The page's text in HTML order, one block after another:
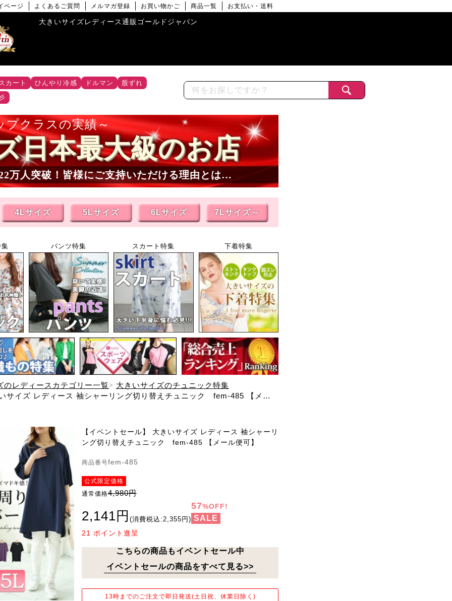
ページ よくあるご質問 メルマガ登録 お買い物かご 商品一覧 お支払い・送料
大きいサイズレディース通販ゴールドジャパン
カート ひんやり冷感 ドルマン
股ずれ
プクラスの実績
日本最大級のお店
万人突破！皆様にご支持いただける理由とは…
4Lサイズ 5Lサイズ 6Lサイズ 7Lサイズ～
パンツ特集 スカート特集 下着特集
のレディースカテゴリー一覧
大きいサイズのチュニック特集
サイズ レディース 袖シャーリング切り替えチュニック fem-485 【メー
【イベントセール】 大きいサイズ レディース 袖シャーリ
ング切り替えチュニック fem-485 【メール便可】
商品番号fem-485
公式限定価格
通常価格4,980円
2,141円 (消費税込:2,355円)
57%OFF!
SALE
21 ポイント進呈
こちらの商品もイベントセール中
イベントセールの商品をすべて見る>>
13時までのご注文で即日発送(土日祝、休業日除く)